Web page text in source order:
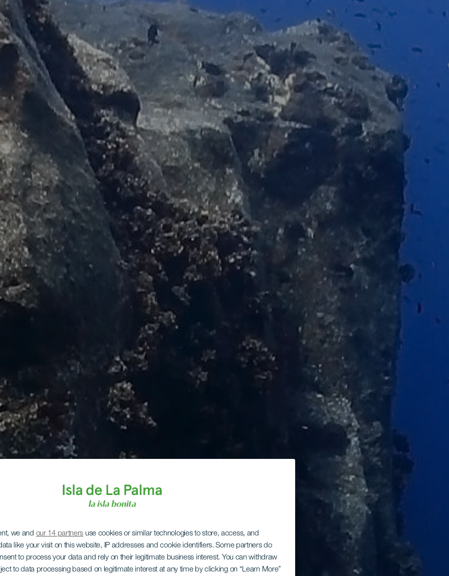
we and our 14 partners use cookies or similar technologies to store, access, and
like your visit on this website, IP addresses and cookie identifiers. Some partners do
to process your data and rely on their legitimate business interest. You can withdraw
to data processing based on legitimate interest at any time by clicking on “Learn More”